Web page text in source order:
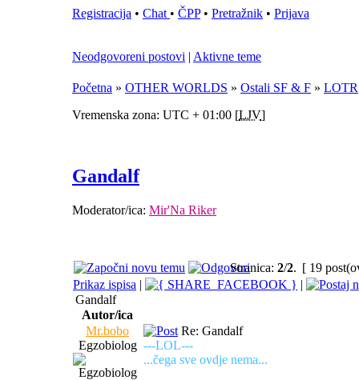
Registracija • Chat • ČPP• Pretražnik • Prijava
Neodgovoreni postovi | Aktivne teme
Početna » OTHER WORLDS » Ostali SF & F » LOTR
Vremenska zona: UTC + 01:00 [LJV]
Gandalf
Moderator/ica: Mir'Na Riker
Stranica: 2/2. [ 19
Prikaz ispisa |
|
Gandalf
Autor/ica
Mr.bobo
Egzobiolog
Re: Gandalf
---LOL---
...čega sve ovdje nema...